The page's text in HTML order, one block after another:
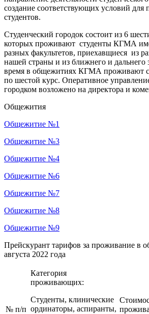
создание соответствующих условий для
студентов.
Студенческий городок состоит из 6
которых проживают студенты КГМА
разных факультетов, приехавщиеся из
нашей страны и из ближнего и дальнего
время в общежитиях КГМА проживают
по шестой курс. Оперативное
городком возложено на директора и
Общежития
Общежитие №1
Общежитие №3
Общежитие №4
Общежитие №6
Общежитие №7
Общежитие №8
Общежитие №9
Прейскурант тарифов за проживание в
августа 2022 года
№ п/п
Категория
проживающих:
Студенты, клинические
ординаторы, аспиранты,